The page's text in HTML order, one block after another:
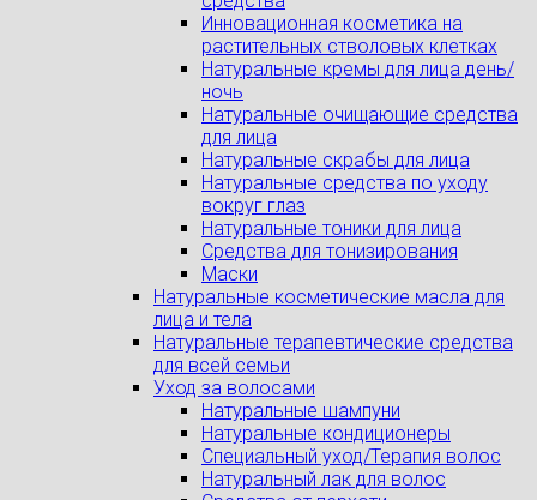
Инновационная косметика на
растительных стволовых клетках
Натуральные кремы для лица день/
ночь
Натуральные очищающие средства
для лица
Натуральные скрабы для лица
Натуральные средства по уходу
вокруг глаз
Натуральные тоники для лица
Средства для тонизирования
Маски
Натуральные косметические масла для
лица и тела
Натуральные терапевтические средства
для всей семьи
Уход за волосами
Натуральные шампуни
Натуральные кондиционеры
Специальный уход/Терапия волос
Натуральный лак для волос